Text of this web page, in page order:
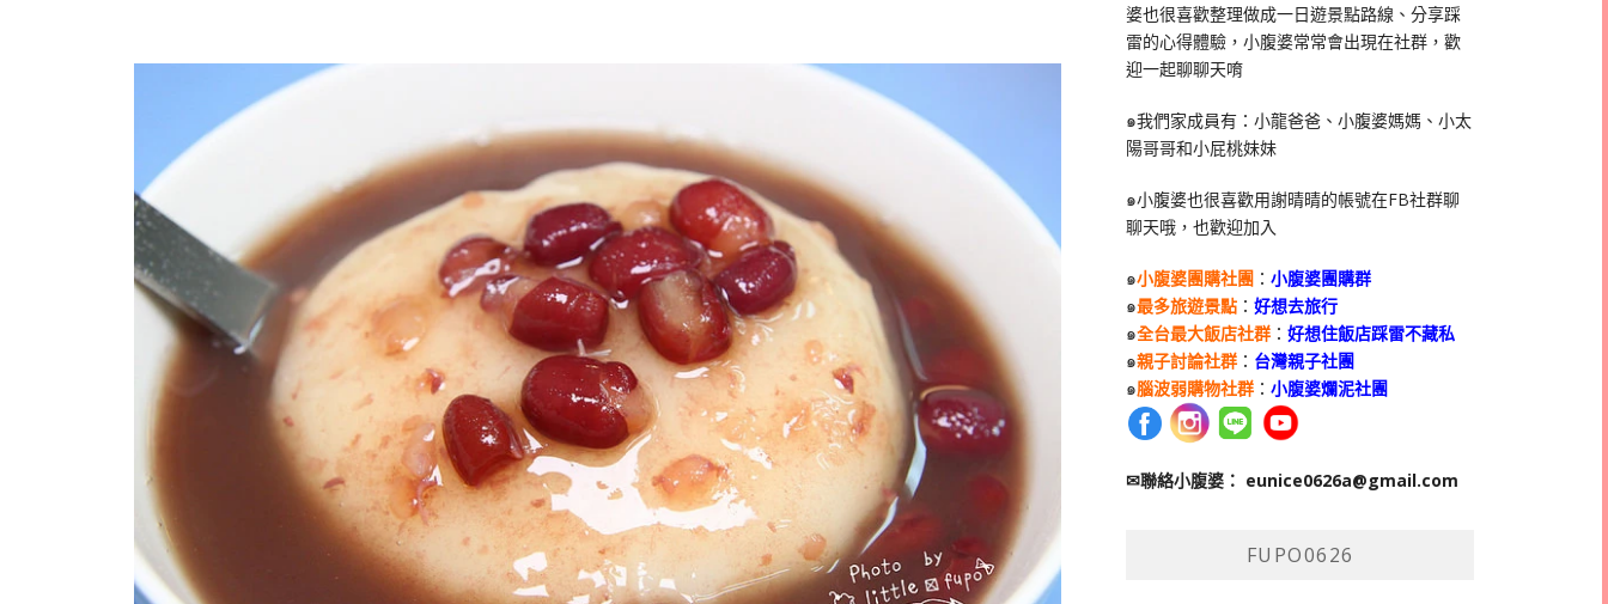
婆也很喜歡整理做成一日遊景點路線、分享踩
雷的心得體驗，小腹婆常常會出現在社群，歡
迎一起聊聊天唷
๑我們家成員有：小龍爸爸、小腹婆媽媽、小太
陽哥哥和小屁桃妹妹
๑小腹婆也很喜歡用謝晴晴的帳號在FB社群聊
聊天哦，也歡迎加入
๑小腹婆團購社團 ：小腹婆團購群
๑最多旅遊景點 ：好想去旅行
๑全台最大飯店社群 ：好想住飯店踩雷不藏私
๑親子討論社群 ： 台灣親子社團
๑腦波弱購物社群 ：小腹婆爛泥社團
✉聯絡小腹婆： eunice0626a@gmail.com
FUPO0626